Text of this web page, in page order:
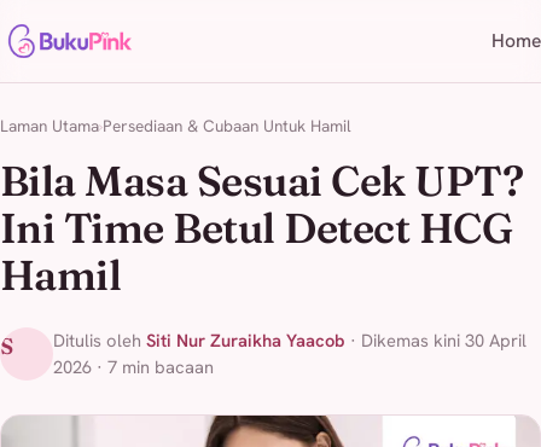
Home
Laman Utama Persediaan & Cubaan Untuk Hamil
Bila Masa Sesuai Cek UPT?
Ini Time Betul Detect HCG
Hamil
S Ditulis oleh Siti Nur Zuraikha Yaacob · Dikemas kini 30 April
2026 · 7 min bacaan